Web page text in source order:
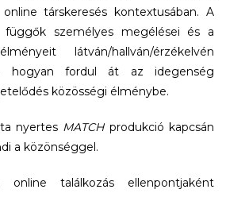
társkeresés kontextusában. A
függők személyes megélései és a
látván/hallván/érzékelvén
hogyan fordul át az idegenség
közösségi élménybe.
nyertes MATCH produkció kapcsán
a közönséggel.
találkozás ellenpontjaként